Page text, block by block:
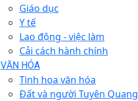
Giáo dục
Y tế
Lao động - việc làm
Cải cách hành chính
VĂN HÓA
Tinh hoa văn hóa
Đất và người Tuyên Quang